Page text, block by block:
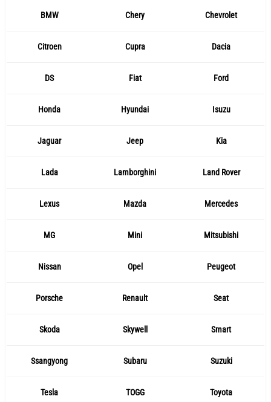
BMW Chery Chevrolet
Citroen Cupra Dacia
DS Fiat Ford
Honda Hyundai Isuzu
Jaguar Jeep Kia
Lada Lamborghini Land Rover
Lexus Mazda Mercedes
MG Mini Mitsubishi
Nissan Opel Peugeot
Porsche Renault Seat
Skoda Skywell Smart
Ssangyong Subaru Suzuki
Tesla TOGG Toyota